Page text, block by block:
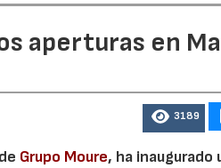
aperturas en
3189
Grupo Moure, ha inaugurado